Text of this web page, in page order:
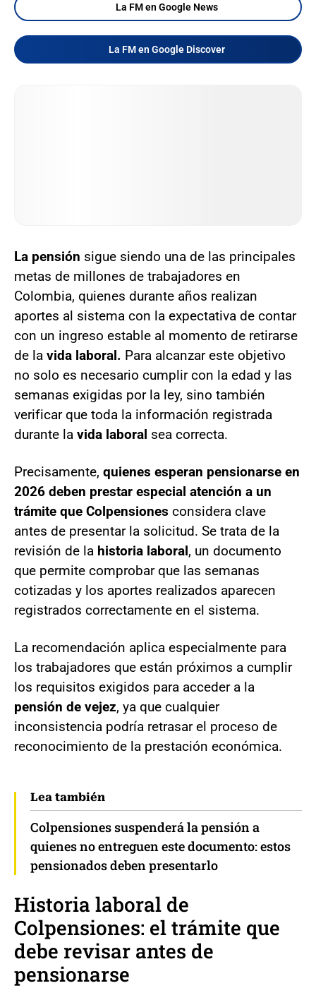
La FM en Google News
La FM en Google Discover
La pensión sigue siendo una de las principales
metas de millones de trabajadores en
Colombia, quienes durante años realizan
aportes al sistema con la expectativa de contar
con un ingreso estable al momento de retirarse
de la vida laboral. Para alcanzar este objetivo
no solo es necesario cumplir con la edad y las
semanas exigidas por la ley, sino también
verificar que toda la información registrada
durante la vida laboral sea correcta.
Precisamente, quienes esperan pensionarse en
2026 deben prestar especial atención a un
trámite que Colpensiones considera clave
antes de presentar la solicitud. Se trata de la
revisión de la historia laboral, un documento
que permite comprobar que las semanas
cotizadas y los aportes realizados aparecen
registrados correctamente en el sistema.
La recomendación aplica especialmente para
los trabajadores que están próximos a cumplir
los requisitos exigidos para acceder a la
pensión de vejez, ya que cualquier
inconsistencia podría retrasar el proceso de
reconocimiento de la prestación económica.
Lea también
Colpensiones suspenderá la pensión a
quienes no entreguen este documento: estos
pensionados deben presentarlo
Historia laboral de
Colpensiones: el trámite que
debe revisar antes de
pensionarse